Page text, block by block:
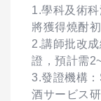
1.學科及術
將獲得燒酎
2.講師批改
證，預計需
3.發證機構
酒サービス